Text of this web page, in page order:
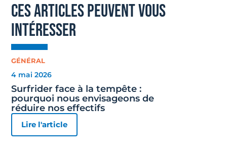
ces articles peuvent vous
intéresser
GÉNÉRAL
4 mai 2026
Surfrider face à la tempête :
pourquoi nous envisageons de
réduire nos effectifs
Lire l'article